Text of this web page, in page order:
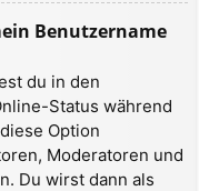
Benutzername
du in den
Status während
Option
Moderatoren und
Du wirst dann als